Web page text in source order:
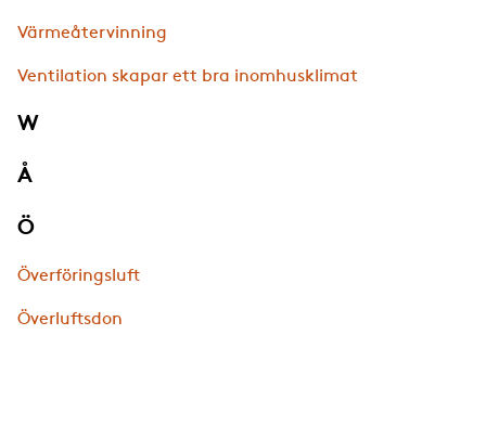
Värmeåtervinning
Ventilation skapar ett bra inomhusklimat
W
Å
Ö
Överföringsluft
Överluftsdon